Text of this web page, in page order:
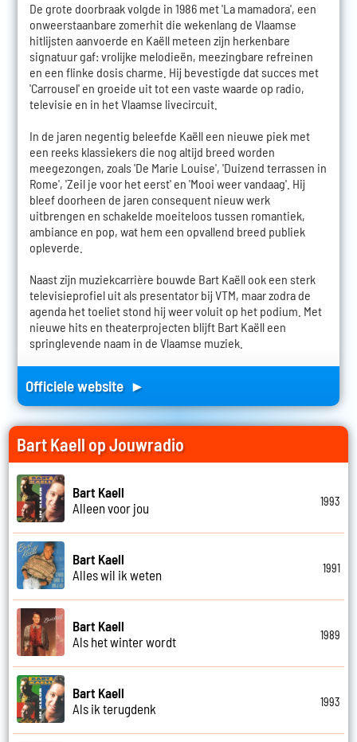
De grote doorbraak volgde in 1986 met 'La mamadora', een
onweerstaanbare zomerhit die wekenlang de Vlaamse
hitlijsten aanvoerde en Kaëll meteen zijn herkenbare
signatuur gaf: vrolijke melodieën, meezingbare refreinen
en een flinke dosis charme. Hij bevestigde dat succes met
'Carrousel' en groeide uit tot een vaste waarde op radio,
televisie en in het Vlaamse livecircuit.
In de jaren negentig beleefde Kaëll een nieuwe piek met
een reeks klassiekers die nog altijd breed worden
meegezongen, zoals 'De Marie Louise', 'Duizend terrassen in
Rome', 'Zeil je voor het eerst' en 'Mooi weer vandaag'. Hij
bleef doorheen de jaren consequent nieuw werk
uitbrengen en schakelde moeiteloos tussen romantiek,
ambiance en pop, wat hem een opvallend breed publiek
opleverde.
Naast zijn muziekcarrière bouwde Bart Kaëll ook een sterk
televisieprofiel uit als presentator bij VTM, maar zodra de
agenda het toeliet stond hij weer voluit op het podium. Met
nieuwe hits en theaterprojecten blijft Bart Kaëll een
springlevende naam in de Vlaamse muziek.
Officiele website ►
Bart Kaell op Jouwradio
Bart Kaell
Alleen voor jou
1993
Bart Kaell
Alles wil ik weten
1991
Bart Kaell
Als het winter wordt
1989
Bart Kaell
Als ik terugdenk
1993